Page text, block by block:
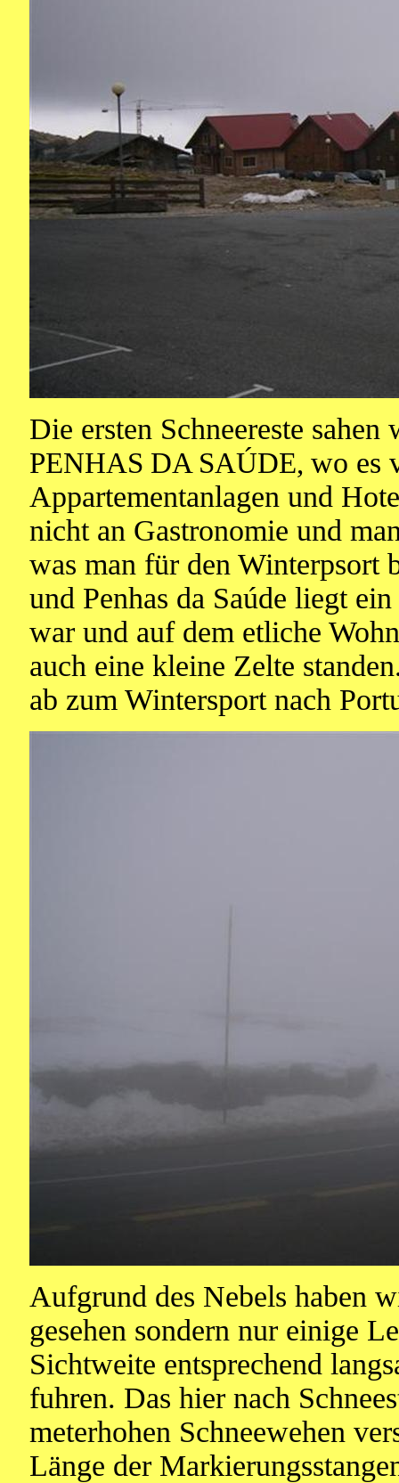
Die ersten Schneereste
PENHAS DA SAÚDE, wo es
Appartementanlagen und
nicht an Gastronomie und
was man für den Winterpsort
und Penhas da Saúde liegt
war und auf dem etliche
auch eine kleine Zelte
ab zum Wintersport nach
Aufgrund des Nebels haben
gesehen sondern nur einige
Sichtweite entsprechend
fuhren. Das hier nach
meterhohen Schneewehen
Länge der